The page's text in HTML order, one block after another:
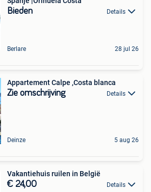
Bieden Details
Berlare 28 jul 26
Appartement Calpe ,Costa blanca
Zie omschrijving Details
Deinze 5 aug 26
Vakantiehuis ruilen in België
€ 24,00 Details